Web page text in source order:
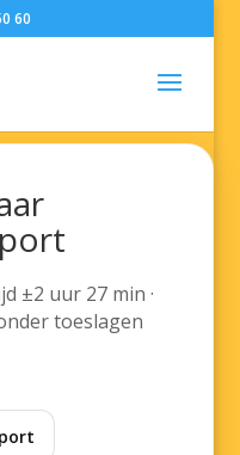
60
±2 uur 27 min ·
toeslagen